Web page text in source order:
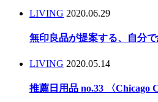
LIVING 2020.06.29
無印良品が提案する、自分
LIVING 2020.05.14
推薦日用品 no.33 〈Chicago